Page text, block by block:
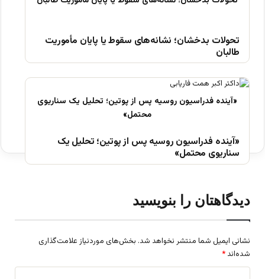
تحولات بدخشان؛ نشانه‌های سقوط یا پایان مأموریت
طالبان
«آینده فدراسیون روسیه پس از پوتین؛ تحلیل یک
سناریوی محتمل»
دیدگاهتان را بنویسید
نشانی ایمیل شما منتشر نخواهد شد. بخش‌های موردنیاز علامت‌گذاری
شده‌اند *